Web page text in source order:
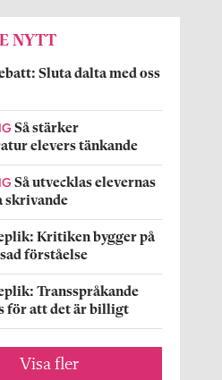
NYTT
Sluta dalta med oss
Så stärker
elevers tänkande
Så utvecklas elevernas
skrivande
Kritiken bygger på
förståelse
Transspråkande
för att det är billigt
Visa fler